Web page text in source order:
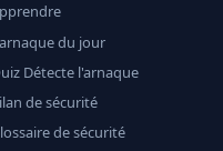
du jour
Détecte l'arnaque
de sécurité
de sécurité